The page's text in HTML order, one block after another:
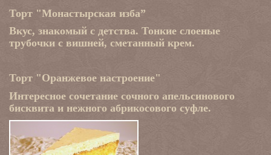
Торт "Монастырская изба”
Вкус, знакомый с детства. Тонкие слоеные
трубочки с вишней, сметанный крем.
Торт "Оранжевое настроение"
Интересное сочетание сочного апельсинового
бисквита и нежного абрикосового суфле.